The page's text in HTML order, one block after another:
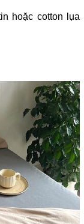
hoặc cotton lụa